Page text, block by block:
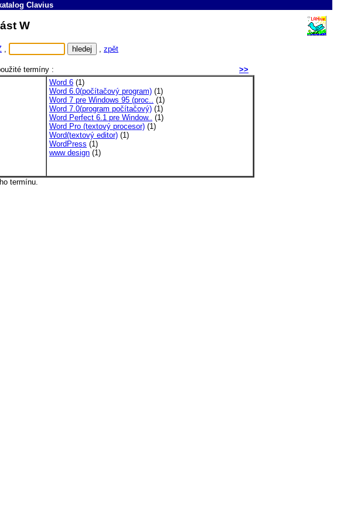
Clavius
W
, , zpět
termíny :
>>
Word 6 (1)
Word 6.0(počítačový program) (1)
Word 7 pre Windows 95 (proc.. (1)
Word 7.0(program počítačový) (1)
Word Perfect 6.1 pre Window.. (1)
Word Pro (textový procesor) (1)
Word(textový editor) (1)
WordPress (1)
www design (1)
termínu.